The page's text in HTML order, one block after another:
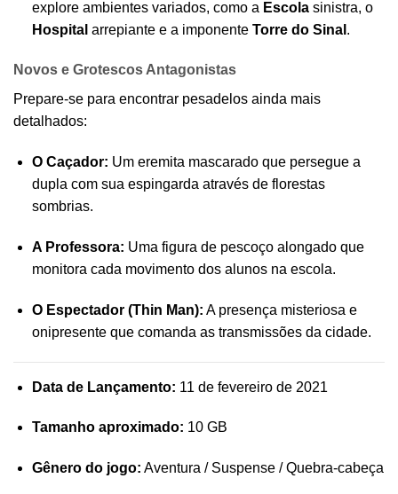
explore ambientes variados, como a Escolasinistra, o
Hospital arrepiante e a imponente Torre do Sinal .
Novos e Grotescos Antagonistas
Prepare-se para encontrar pesadelos ainda mais
detalhados:
O Caçador: Um eremita mascarado que persegue a
dupla com sua espingarda através de florestas
sombrias.
A Professora: Uma figura de pescoço alongado que
monitora cada movimento dos alunos na escola.
O Espectador (Thin Man): A presença misteriosa e
onipresente que comanda as transmissões da cidade.
Data de Lançamento: 11 de fevereiro de 2021
Tamanho aproximado: 10 GB
Gênero do jogo: Aventura / Suspense / Quebra-cabeça